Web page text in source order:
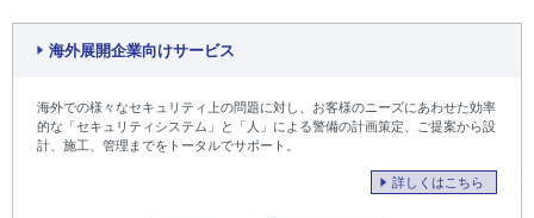
海外展開企業向けサービス
海外での様々なセキュリティ上の問題に対し、お客様のニーズにあわせた効率
的な「セキュリティシステム」と「人」による警備の計画策定、ご提案から設
計、施工、管理までをトータルでサポート。
詳しくはこちら